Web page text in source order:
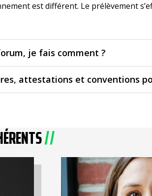
est différent. Le prélèvement
je fais comment ?
attestations et conventions